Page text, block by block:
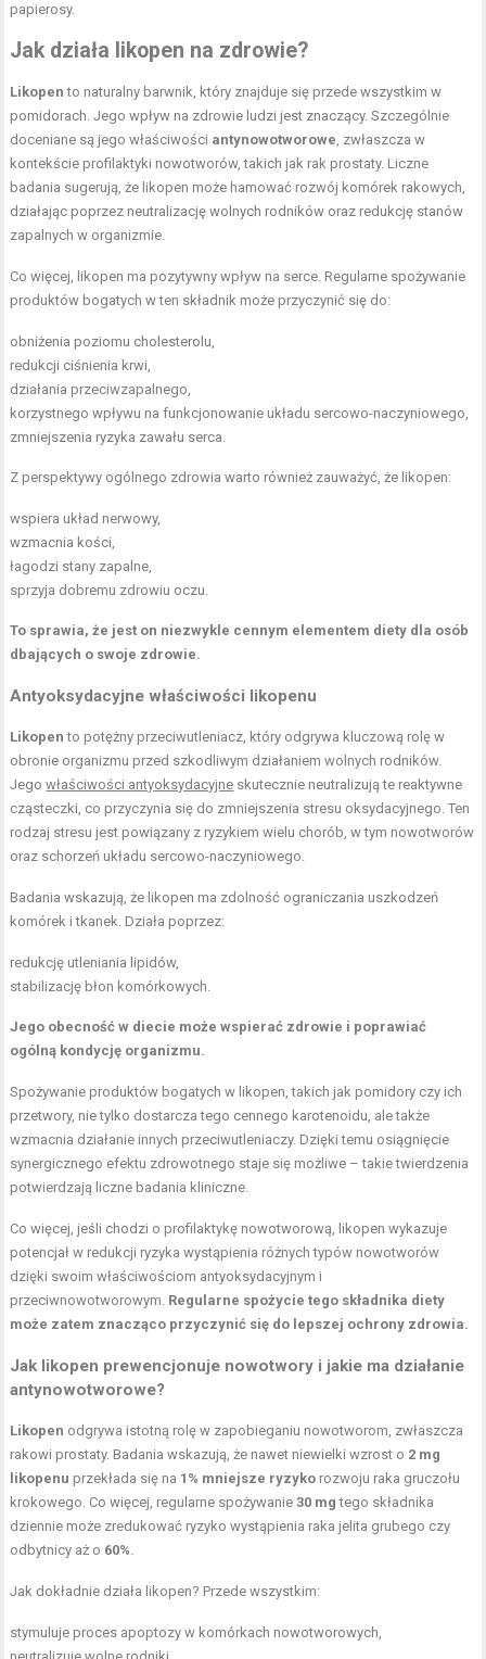
papierosy.
Jak działa likopen na zdrowie?
Likopen to naturalny barwnik, który znajduje się przede wszystkim w
pomidorach. Jego wpływ na zdrowie ludzi jest znaczący. Szczególnie
doceniane są jego właściwości antynowotworowe, zwłaszcza w
kontekście profilaktyki nowotworów, takich jak rak prostaty. Liczne
badania sugerują, że likopen może hamować rozwój komórek rakowych,
działając poprzez neutralizację wolnych rodników oraz redukcję stanów
zapalnych w organizmie.
Co więcej, likopen ma pozytywny wpływ na serce. Regularne spożywanie
produktów bogatych w ten składnik może przyczynić się do:
obniżenia poziomu cholesterolu,
redukcji ciśnienia krwi,
działania przeciwzapalnego,
korzystnego wpływu na funkcjonowanie układu sercowo-naczyniowego,
zmniejszenia ryzyka zawału serca.
Z perspektywy ogólnego zdrowia warto również zauważyć, że likopen:
wspiera układ nerwowy,
wzmacnia kości,
łagodzi stany zapalne,
sprzyja dobremu zdrowiu oczu.
To sprawia, że jest on niezwykle cennym elementem diety dla osób
dbających o swoje zdrowie.
Antyoksydacyjne właściwości likopenu
Likopen to potężny przeciwutleniacz, który odgrywa kluczową rolę w
obronie organizmu przed szkodliwym działaniem wolnych rodników.
Jegowłaściwości antyoksydacyjne skutecznie neutralizują te reaktywne
cząsteczki, co przyczynia się do zmniejszenia stresu oksydacyjnego. Ten
rodzaj stresu jest powiązany z ryzykiem wielu chorób, w tym nowotworów
oraz schorzeń układu sercowo-naczyniowego.
Badania wskazują, że likopen ma zdolność ograniczania uszkodzeń
komórek i tkanek. Działa poprzez:
redukcję utleniania lipidów,
stabilizację błon komórkowych.
Jego obecność w diecie może wspierać zdrowie i poprawiać
ogólną kondycję organizmu.
Spożywanie produktów bogatych w likopen, takich jak pomidory czy ich
przetwory, nie tylko dostarcza tego cennego karotenoidu, ale także
wzmacnia działanie innych przeciwutleniaczy. Dzięki temu osiągnięcie
synergicznego efektu zdrowotnego staje się możliwe – takie twierdzenia
potwierdzają liczne badania kliniczne.
Co więcej, jeśli chodzi o profilaktykę nowotworową, likopen wykazuje
potencjał w redukcji ryzyka wystąpienia różnych typów nowotworów
dzięki swoim właściwościom antyoksydacyjnym i
przeciwnowotworowym. Regularne spożycie tego składnika diety
może zatem znacząco przyczynić się do lepszej ochrony zdrowia.
Jak likopen prewencjonuje nowotwory i jakie ma działanie
antynowotworowe?
Likopen odgrywa istotną rolę w zapobieganiu nowotworom, zwłaszcza
rakowi prostaty. Badania wskazują, że nawet niewielki wzrost o 2 mg
likopenu przekłada się na 1% mniejsze ryzyko rozwoju raka gruczołu
krokowego. Co więcej, regularne spożywanie30 mg tego składnika
dziennie może zredukować ryzyko wystąpienia raka jelita grubego czy
odbytnicy aż o 60%.
Jak dokładnie działa likopen? Przede wszystkim:
stymuluje proces apoptozy w komórkach nowotworowych,